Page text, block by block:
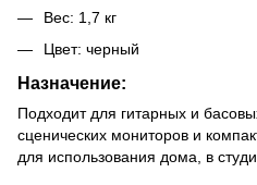
Вес: 1,7 кг
Цвет: черный
Назначение:
Подходит для гитарных и
сценических мониторов и
для использования дома, в